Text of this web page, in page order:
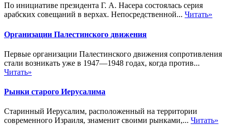
По инициативе президента Г. А. Насера состоялась серия
арабских совещаний в верхах. Непосредственной... Читать»
Организации Палестинского движения
Первые организации Палестинского движения сопротивления
стали возникать уже в 1947—1948 годах, когда против...
Читать»
Рынки старого Иерусалима
Старинный Иерусалим, расположенный на территории
современного Израиля, знаменит своими рынками,... Читать»